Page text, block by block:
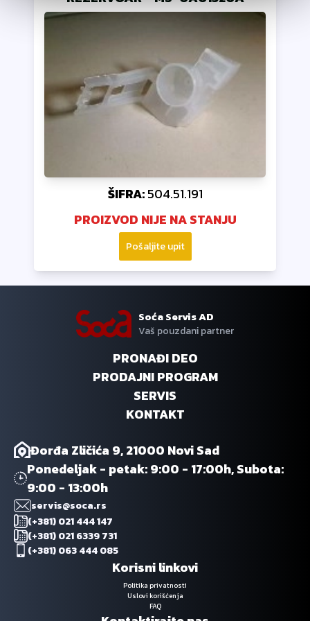
ŠIFRA: 504.51.191
PROIZVOD NIJE NA STANJU
Pošaljite upit
Soća Servis AD
Vaš pouzdani partner
PRONAĐI DEO
PRODAJNI PROGRAM
SERVIS
KONTAKT
Đorđa Zličića 9, 21000 Novi Sad
Ponedeljak - petak: 9:00 - 17:00h, Subota:
9:00 - 13:00h
servis@soca.rs
(+381) 021 444 147
(+381) 021 6339 731
(+381) 063 444 085
Korisni linkovi
Politika privatnosti
Uslovi korišćenja
FAQ